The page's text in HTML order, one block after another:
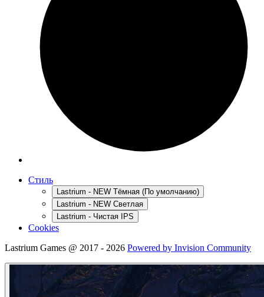
Стиль
Lastrium - NEW Тёмная (По умолчанию)
Lastrium - NEW Светлая
Lastrium - Чистая IPS
Cookies
Lastrium Games @ 2017 - 2026 Powered by Invision Community